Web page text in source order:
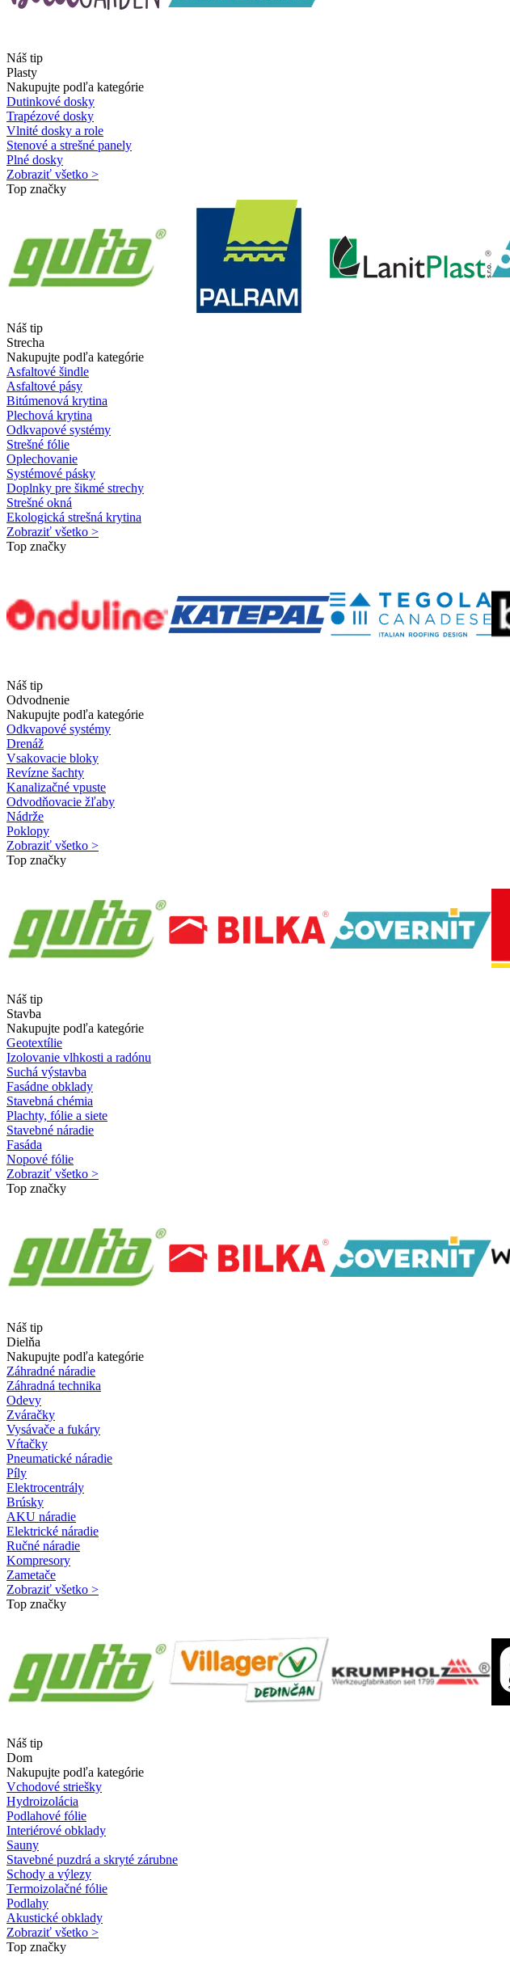
Náš tip
Plasty
Nakupujte podľa kategórie
Dutinkové dosky
Trapézové dosky
Vlnité dosky a role
Stenové a strešné panely
Plné dosky
Zobraziť všetko >
Top značky
Náš tip
Strecha
Nakupujte podľa kategórie
Asfaltové šindle
Asfaltové pásy
Bitúmenová krytina
Plechová krytina
Odkvapové systémy
Strešné fólie
Oplechovanie
Systémové pásky
Doplnky pre šikmé strechy
Strešné okná
Ekologická strešná krytina
Zobraziť všetko >
Top značky
Náš tip
Odvodnenie
Nakupujte podľa kategórie
Odkvapové systémy
Drenáž
Vsakovacie bloky
Revízne šachty
Kanalizačné vpuste
Odvodňovacie žľaby
Nádrže
Poklopy
Zobraziť všetko >
Top značky
Náš tip
Stavba
Nakupujte podľa kategórie
Geotextílie
Izolovanie vlhkosti a radónu
Suchá výstavba
Fasádne obklady
Stavebná chémia
Plachty, fólie a siete
Stavebné náradie
Fasáda
Nopové fólie
Zobraziť všetko >
Top značky
Náš tip
Dielňa
Nakupujte podľa kategórie
Záhradné náradie
Záhradná technika
Odevy
Zváračky
Vysávače a fukáry
Vŕtačky
Pneumatické náradie
Píly
Elektrocentrály
Brúsky
AKU náradie
Elektrické náradie
Ručné náradie
Kompresory
Zametače
Zobraziť všetko >
Top značky
Náš tip
Dom
Nakupujte podľa kategórie
Vchodové striešky
Hydroizolácia
Podlahové fólie
Interiérové obklady
Sauny
Stavebné puzdrá a skryté zárubne
Schody a výlezy
Termoizolačné fólie
Podlahy
Akustické obklady
Zobraziť všetko >
Top značky